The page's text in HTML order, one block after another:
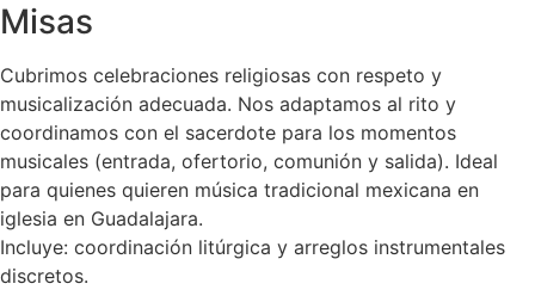
Misas
Cubrimos celebraciones religiosas con respeto y
musicalización adecuada. Nos adaptamos al rito y
coordinamos con el sacerdote para los momentos
musicales (entrada, ofertorio, comunión y salida). Ideal
para quienes quieren música tradicional mexicana en
iglesia en Guadalajara.
Incluye: coordinación litúrgica y arreglos instrumentales
discretos.